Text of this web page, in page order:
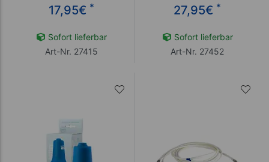
17,95€ *
Sofort lieferbar
Art-Nr. 27415
27,95€ *
Sofort lieferbar
Art-Nr. 27452